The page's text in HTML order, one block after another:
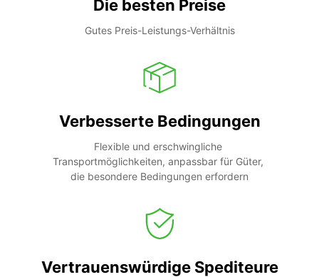
Die besten Preise
Gutes Preis-Leistungs-Verhältnis
Verbesserte Bedingungen
Flexible und erschwingliche
Transportmöglichkeiten, anpassbar für Güter,
die besondere Bedingungen erfordern
Vertrauenswürdige Spediteure